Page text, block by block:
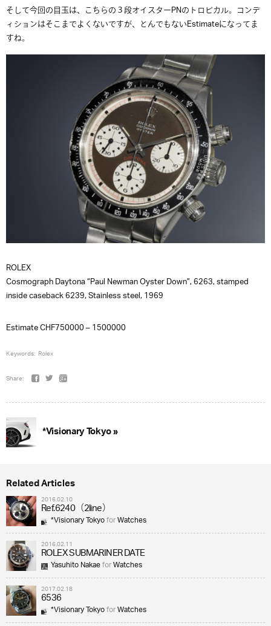
そして今回の目玉は、こちらの３段オイスターPNのトロピカル。コンデ
ィションはそこまでよくないですが、とんでもないEstimateになってま
すね。
ROLEX
Cosmograph Daytona “Paul Newman Oyster Down”, 6263, stamped
inside caseback 6239, Stainless steel, 1969
Estimate CHF750000 – 1500000
Keywords: Rolex
Share:
*Visionary Tokyo »
Related Articles
2016.02.10
Ref.6240（2line）
*Visionary TokyoforWatches
2016.02.11
ROLEX SUBMARINER DATE
Yasuhito NakaeforWatches
2017.02.18
6536
*Visionary TokyoforWatches